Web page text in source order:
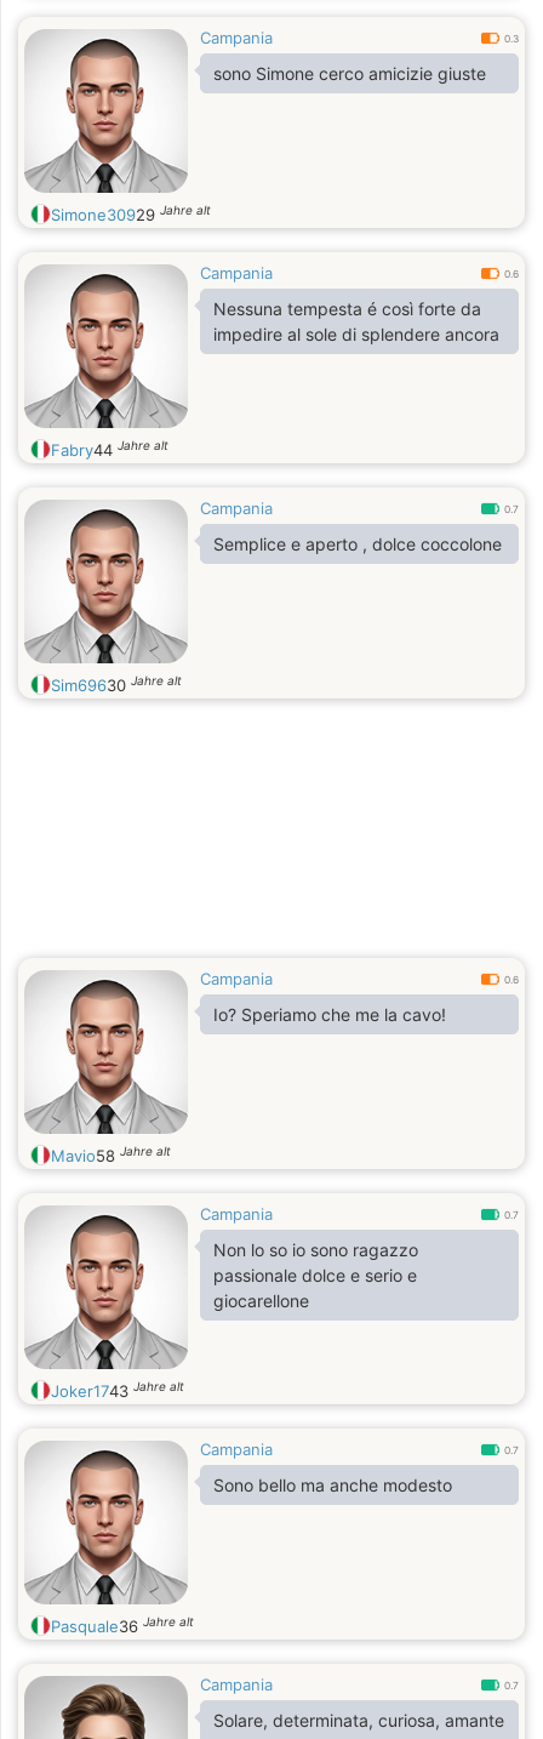
Campania 0.3
sono Simone cerco amicizie giuste
Simone30929 Jahre alt
Campania 0.6
Nessuna tempesta é così forte da
impedire al sole di splendere ancora
Fabry44 Jahre alt
Campania 0.7
Semplice e aperto , dolce coccolone
Sim69630 Jahre alt
Campania 0.6
Io? Speriamo che me la cavo!
Mavio58 Jahre alt
Campania 0.7
Non lo so io sono ragazzo
passionale dolce e serio e
giocarellone
Joker1743 Jahre alt
Campania 0.7
Sono bello ma anche modesto
Pasquale36 Jahre alt
Campania 0.7
Solare, determinata, curiosa, amante